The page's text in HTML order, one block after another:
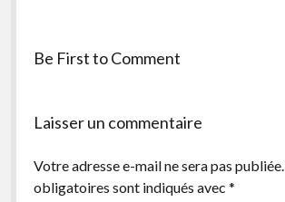
facebookinstagramyoutubeemail-
Be First to Comment
Laisser un commentaire
Votre adresse e-mail ne sera pas publiée.
obligatoires sont indiqués avec *